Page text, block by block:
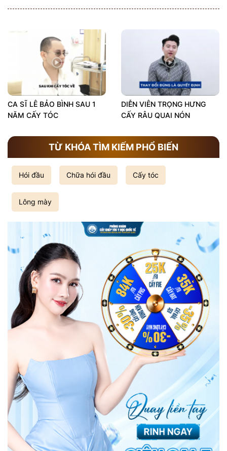
CA SĨ LÊ BẢO BÌNH SAU 1
NĂM CẤY TÓC
DIỄN VIÊN TRỌNG HƯNG
CẤY RÂU QUAI NÓN
TỪ KHÓA TÌM KIẾM PHỔ BIẾN
Hói đầu Chữa hói đầu Cấy tóc
Lông mày